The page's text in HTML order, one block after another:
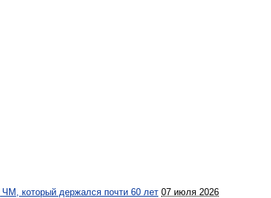
ЧМ, который держался почти 60 лет 07 июля 2026